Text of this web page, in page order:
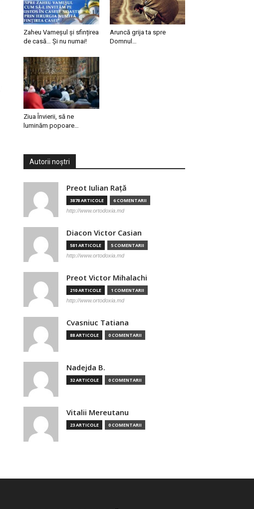
Zaheu Vameșul și sfințirea
de casă… Și nu numai!
Aruncă grija ta spre
Domnul…
Ziua Învierii, să ne
luminăm popoare…
Autorii noștri
Preot Iulian Raţă
3878 ARTICOLE 6 COMENTARII
http://www.ortodoxia.md
Diacon Victor Casian
581 ARTICOLE 5 COMENTARII
http://www.ortodoxia.md
Preot Victor Mihalachi
210 ARTICOLE 1 COMENTARII
http://www.ortodoxia.md
Cvasniuc Tatiana
88 ARTICOLE 0 COMENTARII
Nadejda B.
32 ARTICOLE 0 COMENTARII
Vitalii Mereutanu
23 ARTICOLE 0 COMENTARII